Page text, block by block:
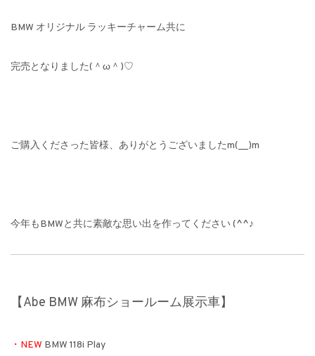
BMW オリジナル ラッキーチャーム共に
完売となりました(＾ω＾)♡
ご購入くださった皆様、ありがとうございましたm(__)m
今年もBMWと共に素敵な思い出を作ってください (^^♪
【Abe BMW 麻布ショールーム展示車】
・ NEW BMW 118i Play